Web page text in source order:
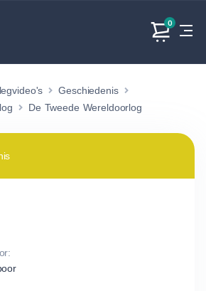
0
Maatschappijvakken Producten
Geschiedenis
De Tweede Wereldoorlog